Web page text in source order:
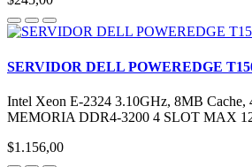
SERVIDOR DELL POWEREDGE
Intel Xeon E-2324 3.10GHz, 8MB Cache,
MEMORIA DDR4-3200 4 SLOT MAX
$1.156,00